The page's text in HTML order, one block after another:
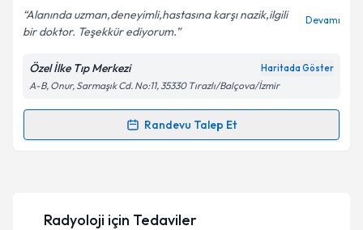
Kişisel verilerimin işlenmesine ilişkin
Aydınlatma
Metni'ni okudum ve kişisel verilerimin belirtilen
kapsamda işlenmesini kabul ediyorum.
Alanında uzman,deneyimli,hastasına karşı nazik,ilgili
bir doktor. Teşekkür ediyorum.
Devamı
Özel İlke Tıp Merkezi Haritada Göster
A-B, Onur, Sarmaşık Cd. No:11, 35330 Tırazlı/Balçova/İzmir
Randevu Talep Et
Randevu Takvimi Talebi
takvim hazırlandığında e-posta ile bilgilendireceğiz.
Radyoloji için Tedaviler